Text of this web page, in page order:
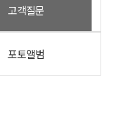
고객질문
포토앨범